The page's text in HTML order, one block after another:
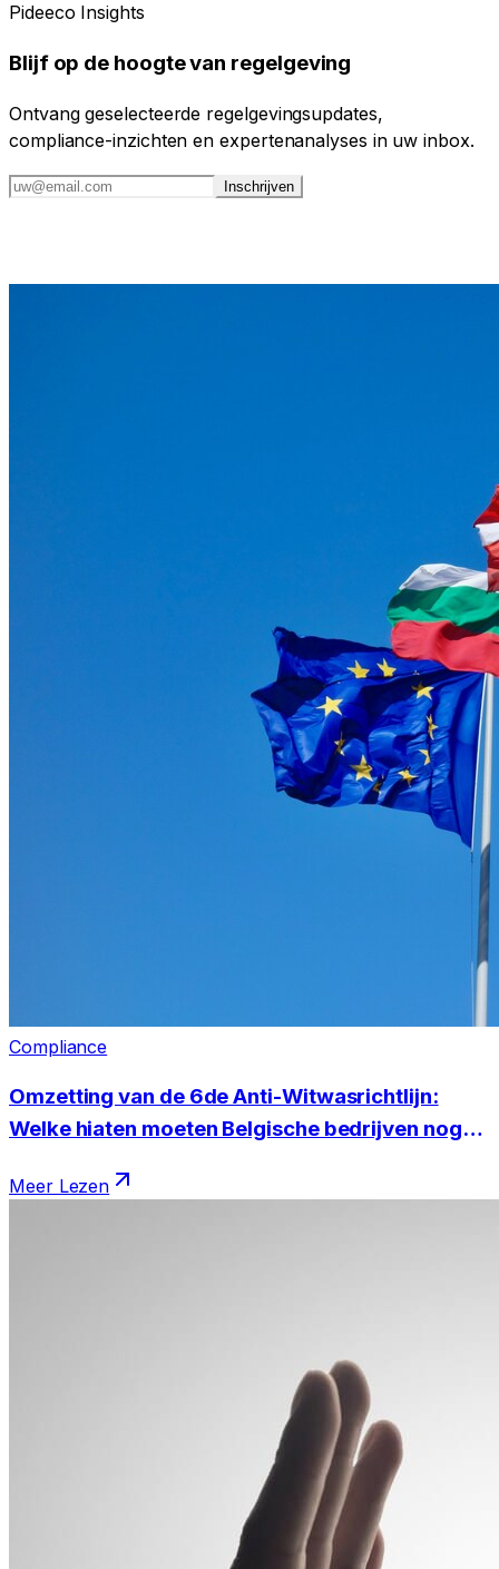
Pideeco Insights
Blijf op de hoogte van regelgeving
Ontvang geselecteerde regelgevingsupdates,
compliance-inzichten en expertenanalyses in uw inbox.
Inschrijven
Compliance
Omzetting van de 6de Anti-Witwasrichtlijn:
Welke hiaten moeten Belgische bedrijven nog
Meer Lezen